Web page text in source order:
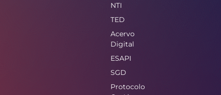
NTI
TED
Acervo
Digital
ESAPI
SGD
Protocolo